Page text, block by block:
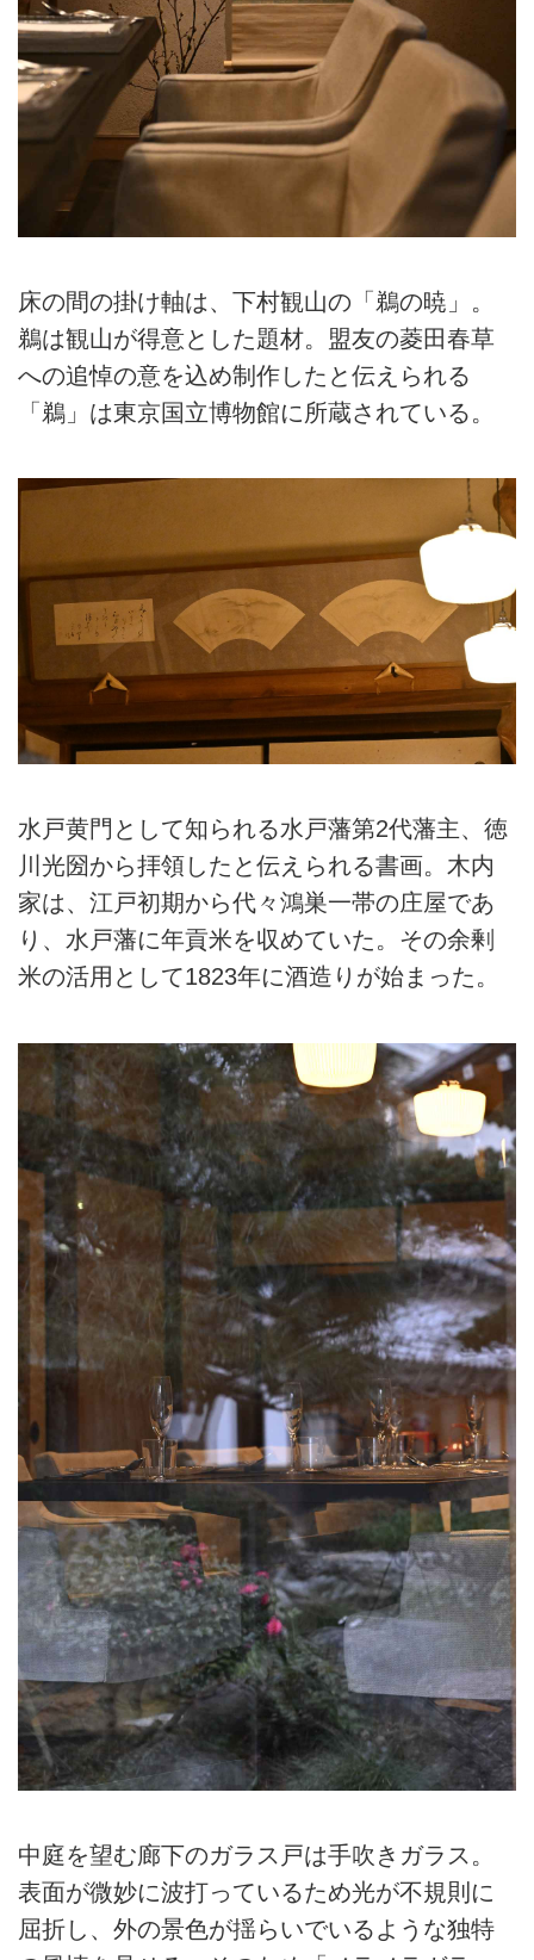
床の間の掛け軸は、下村観山の「鵜の暁」。
鵜は観山が得意とした題材。盟友の菱田春草
への追悼の意を込め制作したと伝えられる
「鵜」は東京国立博物館に所蔵されている。
水戸黄門として知られる水戸藩第2代藩主、徳
川光圀から拝領したと伝えられる書画。木内
家は、江戸初期から代々鴻巣一帯の庄屋であ
り、水戸藩に年貢米を収めていた。その余剰
米の活用として1823年に酒造りが始まった。
中庭を望む廊下のガラス戸は手吹きガラス。
表面が微妙に波打っているため光が不規則に
屈折し、外の景色が揺らいでいるような独特